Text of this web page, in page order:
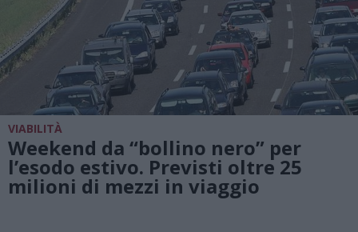
VIABILITÀ
Weekend da “bollino nero” per
l’esodo estivo. Previsti oltre 25
milioni di mezzi in viaggio